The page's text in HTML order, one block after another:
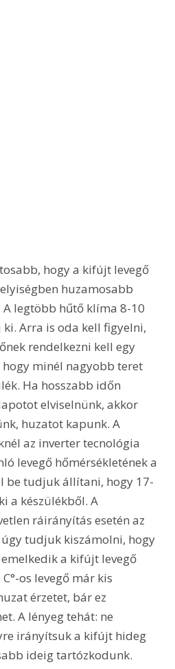
hogy a kifújt levegő
huzamosabb
legtöbb hűtő klíma 8-10
ki. Arra is oda kell figyelni,
rendelkezni kell egy
hogy minél nagyobb teret
Ha hosszabb időn
elviselnünk, akkor
huzatot kapunk. A
az inverter tecnológia
levegő hőmérsékletének a
be tudjuk állítani, hogy 17-
a készülékből. A
ráirányítás esetén az
tudjuk kiszámolni, hogy
a kifújt levegő
os levegő már kis
érzetet, bár ez
A lényeg tehát: ne
irányítsuk a kifújt hideg
ideig tartózkodunk.